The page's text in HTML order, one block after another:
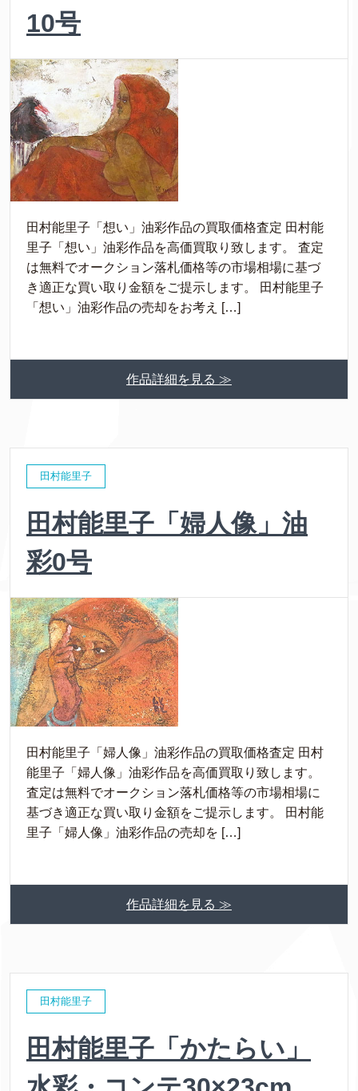
10号
田村能里子「想い」油彩作品の買取価格査定 田村能
里子「想い」油彩作品を高価買取り致します。 査定
は無料でオークション落札価格等の市場相場に基づ
き適正な買い取り金額をご提示します。 田村能里子
「想い」油彩作品の売却をお考え […]
作品詳細を見る ≫
田村能里子
田村能里子「婦人像」油
彩0号
田村能里子「婦人像」油彩作品の買取価格査定 田村
能里子「婦人像」油彩作品を高価買取り致します。
査定は無料でオークション落札価格等の市場相場に
基づき適正な買い取り金額をご提示します。 田村能
里子「婦人像」油彩作品の売却を […]
作品詳細を見る ≫
田村能里子
田村能里子「かたらい」